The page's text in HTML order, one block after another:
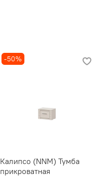
-50%
Калипсо (NNM) Тумба
прикроватная